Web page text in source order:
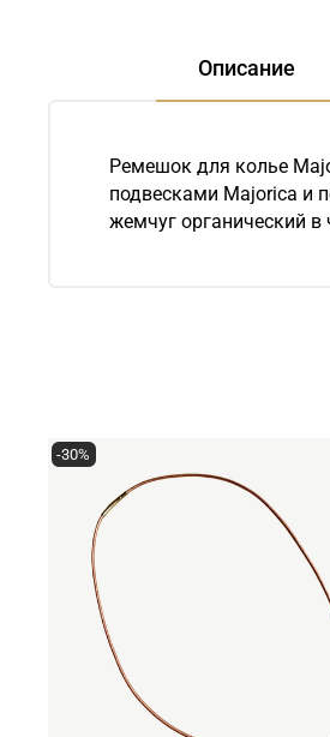
Описание
Ремешок для колье
подвесками Majorica и
жемчуг органический в
-30%